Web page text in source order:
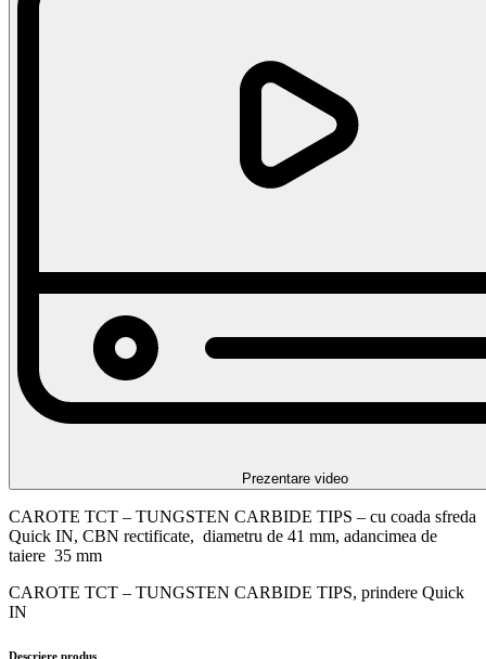
Prezentare video
CAROTE TCT – TUNGSTEN CARBIDE TIPS – cu coada sfreda
Quick IN, CBN rectificate, diametru de 41 mm, adancimea de
taiere 35 mm
CAROTE TCT – TUNGSTEN CARBIDE TIPS, prindere Quick
IN
Descriere produs